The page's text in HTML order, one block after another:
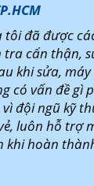
tôi đã được
tra cẩn thận,
khi sửa,
có vấn đề gì
đội ngũ kỹ
luôn hỗ trợ
khi hoàn